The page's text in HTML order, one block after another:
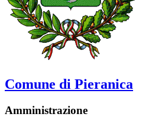
Comune di Pieranica
Amministrazione